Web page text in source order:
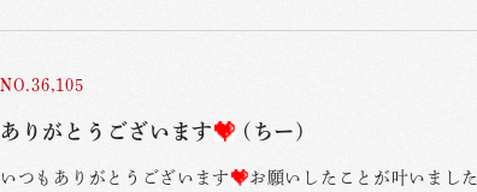
NO.36,105
ありがとうございます (ちー)
いつもありがとうございます お願いしたことが叶いました